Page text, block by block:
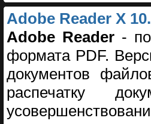
Adobe Reader X
Adobe Reader -
формата PDF.
документов
распечатку